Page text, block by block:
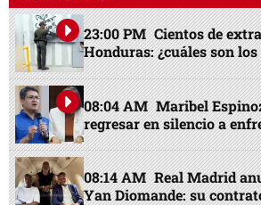
23:00 PM Cientos de
Honduras: ¿cuáles son
08:04 AM Maribel
regresar en silencio a
08:14 AM Real Madrid
Yan Diomande: su